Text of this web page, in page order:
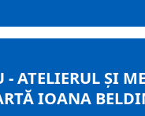
- ATELIERUL ȘI
IOANA